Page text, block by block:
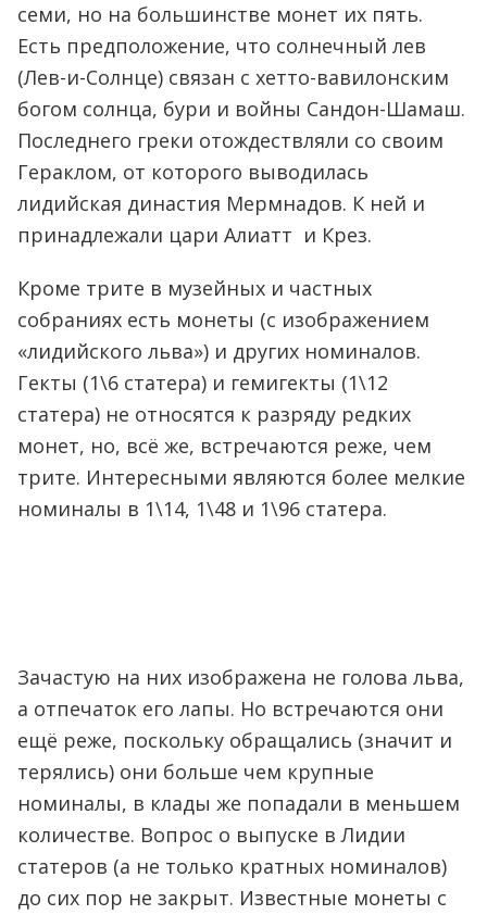
семи, но на большинстве монет их пять.
Есть предположение, что солнечный лев
(Лев-и-Солнце) связан с хетто-вавилонским
богом солнца, бури и войны Сандон-Шамаш.
Последнего греки отождествляли со своим
Гераклом, от которого выводилась
лидийская династия Мермнадов. К ней и
принадлежали цари Алиатт и Крез.
Кроме трите в музейных и частных
собраниях есть монеты (с изображением
«лидийского льва») и других номиналов.
Гекты (1\6 статера) и гемигекты (1\12
статера) не относятся к разряду редких
монет, но, всё же, встречаются реже, чем
трите. Интересными являются более мелкие
номиналы в 1\14, 1\48 и 1\96 статера.
Зачастую на них изображена не голова льва,
а отпечаток его лапы. Но встречаются они
ещё реже, поскольку обращались (значит и
терялись) они больше чем крупные
номиналы, в клады же попадали в меньшем
количестве. Вопрос о выпуске в Лидии
статеров (а не только кратных номиналов)
до сих пор не закрыт. Известные монеты с